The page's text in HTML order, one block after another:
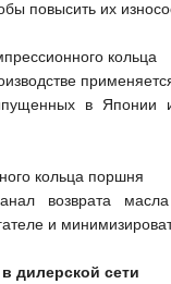
повысить их
кольца
в Японии
кольца поршня
возврата
и
дилерской сети